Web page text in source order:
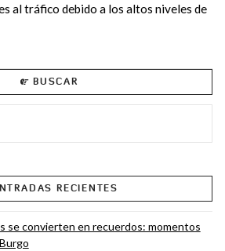
al tráfico debido a los altos niveles de
BUSCAR
RECIENTES
se convierten en recuerdos: momentos